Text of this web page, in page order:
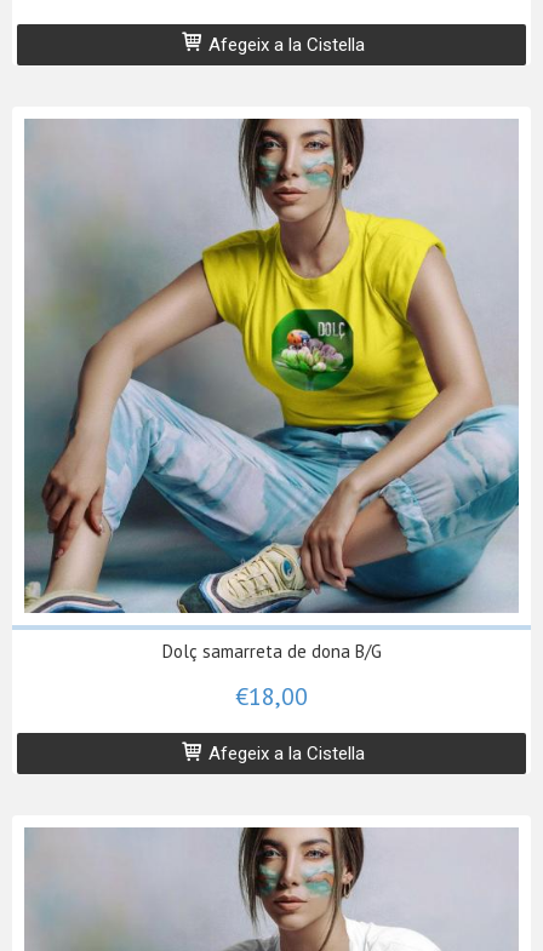
Afegeix a la Cistella
Dolç samarreta de dona B/G
€18,00
Afegeix a la Cistella